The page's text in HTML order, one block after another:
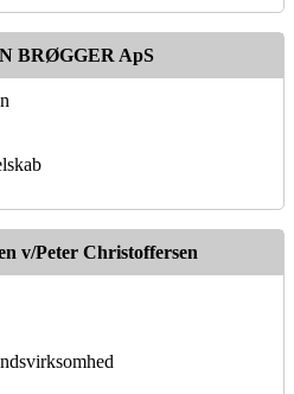
BRØGGER ApS
v/Peter Christoffersen